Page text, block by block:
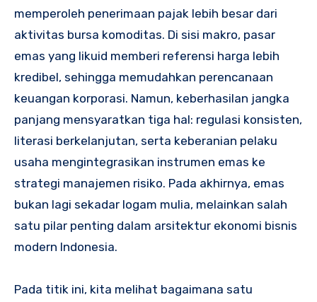
memperoleh penerimaan pajak lebih besar dari
aktivitas bursa komoditas. Di sisi makro, pasar
emas yang likuid memberi referensi harga lebih
kredibel, sehingga memudahkan perencanaan
keuangan korporasi. Namun, keberhasilan jangka
panjang mensyaratkan tiga hal: regulasi konsisten,
literasi berkelanjutan, serta keberanian pelaku
usaha mengintegrasikan instrumen emas ke
strategi manajemen risiko. Pada akhirnya, emas
bukan lagi sekadar logam mulia, melainkan salah
satu pilar penting dalam arsitektur ekonomi bisnis
modern Indonesia.
Pada titik ini, kita melihat bagaimana satu